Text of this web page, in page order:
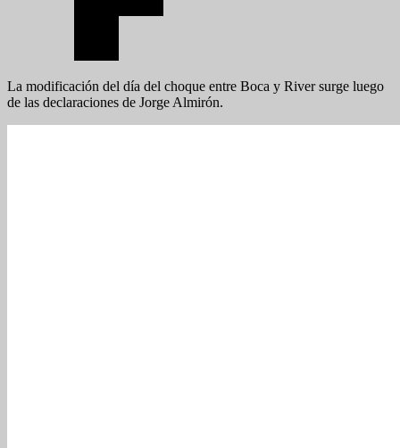
La modificación del día del choque entre Boca y River surge luego
de las declaraciones de Jorge Almirón.